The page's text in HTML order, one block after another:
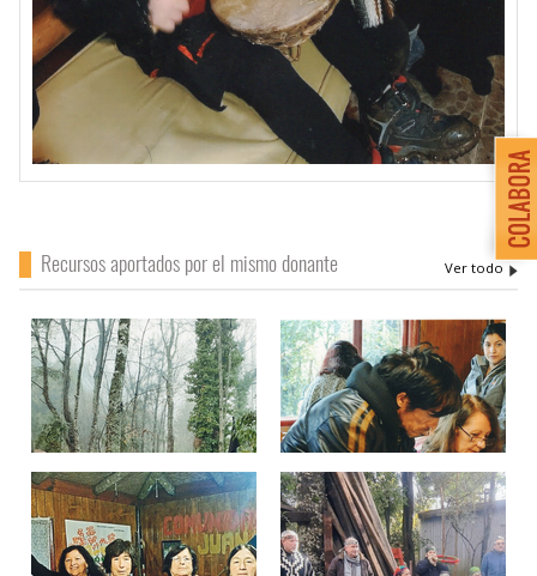
Recursos aportados por el mismo donante